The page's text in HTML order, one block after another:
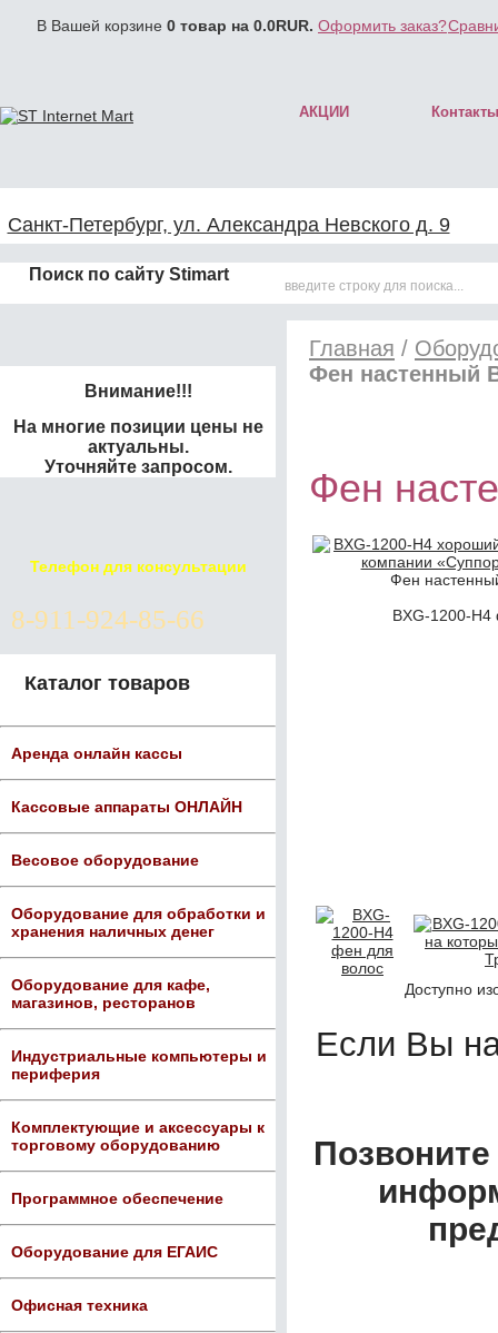
В Вашей корзине 0 товар на 0.0RUR. Оформить заказ?
АКЦИИ Контакты
Санкт-Петербург, ул. Александра Невского д. 9
Поиск по сайту Stimart
Внимание!!!
На многие позиции цены не
актуальны.
Уточняйте запросом.
Телефон для консультации
8-911-924-85-66
Каталог товаров
Аренда онлайн кассы
Кассовые аппараты ОНЛАЙН
Весовое оборудование
Оборудование для обработки и
хранения наличных денег
Оборудование для кафе,
магазинов, ресторанов
Индустриальные компьютеры и
периферия
Комплектующие и аксессуары к
торговому оборудованию
Программное обеспечение
Оборудование для ЕГАИС
Офисная техника
Главная /
Фен настенный
Фен
Фен
BXG-1200-
Доступно
Если Вы